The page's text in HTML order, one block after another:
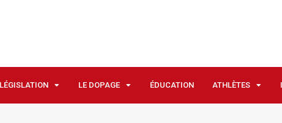
LE DOPAGE ÉDUCATION ATHLÈTES